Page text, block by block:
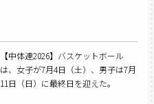
【中体連2026】バスケットボール
は、女子が7月4日（土）、男子は7月
11日（日）に最終日を迎えた。